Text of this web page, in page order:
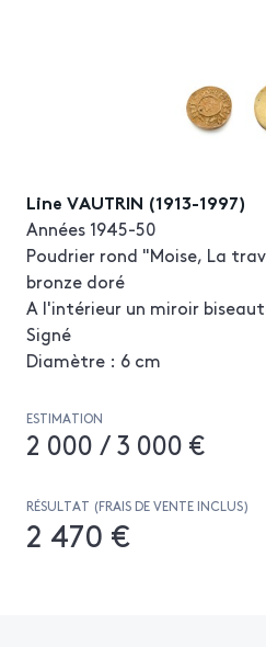
Line VAUTRIN (1913-1997)
Années 1945-50
Poudrier rond "Moise, La
bronze doré
A l'intérieur un miroir
Signé
Diamètre : 6 cm
ESTIMATION
2 000 / 3 000 €
RÉSULTAT (FRAIS DE VENTE INCLUS)
2 470 €